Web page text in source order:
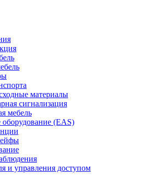
материалы
сигнализация
мебель
(EAS)
и управления доступом